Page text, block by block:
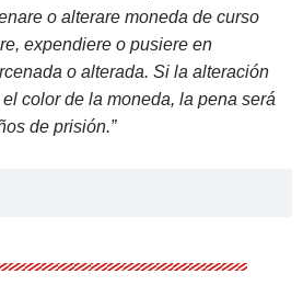
o alterare moneda de curso
expendiere o pusiere en
o alterada. Si la alteración
color de la moneda, la pena será
de prisión.”